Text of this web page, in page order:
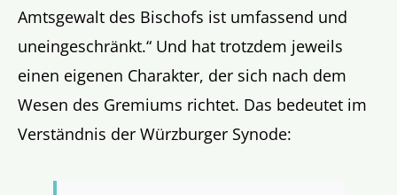
Amtsgewalt des Bischofs ist umfassend und
uneingeschränkt.“ Und hat trotzdem jeweils
einen eigenen Charakter, der sich nach dem
Wesen des Gremiums richtet. Das bedeutet im
Verständnis der Würzburger Synode: